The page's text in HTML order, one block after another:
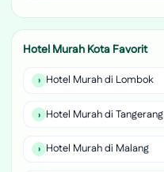
Hotel Murah Kota Favorit
Hotel Murah di Lombok
Hotel Murah di Tangerang
Hotel Murah di Malang